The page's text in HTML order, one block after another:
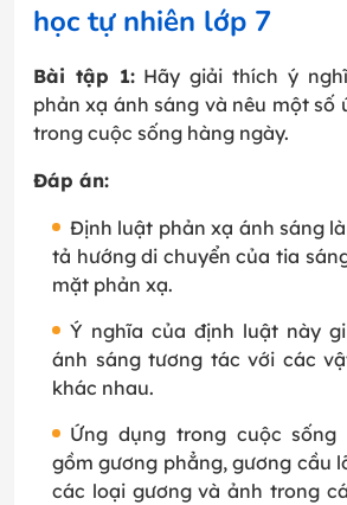
học tự nhiên lớp 7
Bài tập 1:Hãy giải thích ý
phản xạ ánh sáng và nêu một số
trong cuộc sống hàng ngày.
Đáp án:
Định luật phản xạ ánh sáng
tả hướng di chuyển của tia
mặt phản xạ.
Ý nghĩa của định luật này
ánh sáng tương tác với các
khác nhau.
Ứng dụng trong cuộc
gồm gương phẳng, gương cầu
các loại gương và ảnh trong